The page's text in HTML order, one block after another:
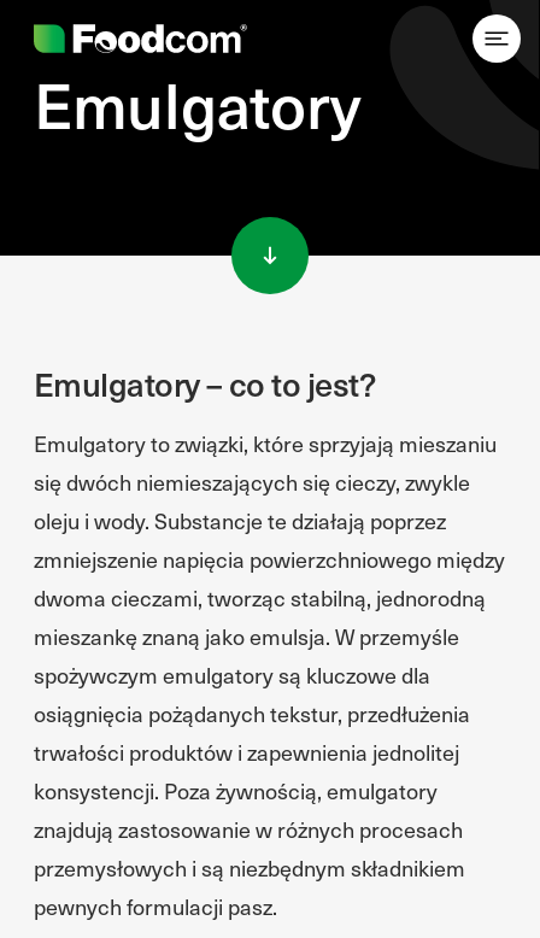
Emulgatory
Emulgatory – co to jest?
Emulgatory to związki, które sprzyjają mieszaniu
się dwóch niemieszających się cieczy, zwykle
oleju i wody. Substancje te działają poprzez
zmniejszenie napięcia powierzchniowego między
dwoma cieczami, tworząc stabilną, jednorodną
mieszankę znaną jako emulsja. W przemyśle
spożywczym emulgatory są kluczowe dla
osiągnięcia pożądanych tekstur, przedłużenia
trwałości produktów i zapewnienia jednolitej
konsystencji. Poza żywnością, emulgatory
znajdują zastosowanie w różnych procesach
przemysłowych i są niezbędnym składnikiem
pewnych formulacji pasz.